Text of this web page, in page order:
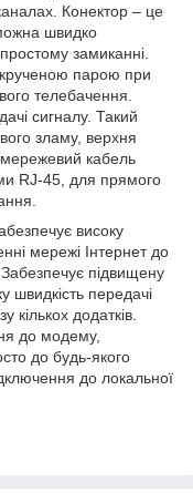
Конектор – це
швидко
замиканні.
крученою парою при
телебачення.
сигналу. Такий
зламу, верхня
кабель
RJ-45, для прямого
високу
мережі Інтернет до
підвищену
швидкість передачі
кількох додатків.
до модему,
до будь-якого
до локальної